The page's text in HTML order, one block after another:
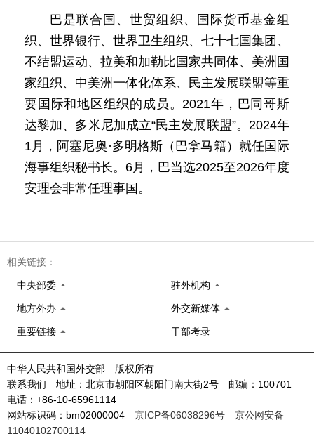
巴是联合国、世贸组织、国际货币基金组
织、世界银行、世界卫生组织、七十七国集团、
不结盟运动、拉美和加勒比国家共同体、美洲国
家组织、中美洲一体化体系、民主发展联盟等重
要国际和地区组织的成员。2021年，巴同哥斯
达黎加、多米尼加成立“民主发展联盟”。2024年
1月，阿塞尼奥·多明格斯（巴拿马籍）就任国际
海事组织秘书长。6月，巴当选2025至2026年度
安理会非常任理事国。
相关链接：
中央部委 驻外机构
地方外办 外交新媒体
重要链接 干部考录
中华人民共和国外交部 版权所有
联系我们 地址：北京市朝阳区朝阳门南大街2号 邮编：100701
电话：+86-10-65961114
网站标识码：bm02000004 京ICP备06038296号
京公网安备
11040102700114